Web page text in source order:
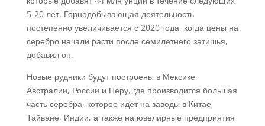
5-20 лет. Горнодобывающая деятельность
постепенно увеличивается с 2020 года, когда цены на
серебро начали расти после семилетнего затишья,
добавил он.
Новые рудники будут построены в Мексике,
Австралии, России и Перу, где производится большая
часть серебра, которое идёт на заводы в Китае,
Тайване, Индии, а также на ювелирные предприятия